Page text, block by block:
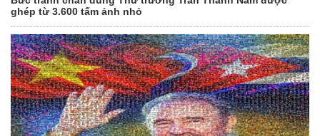
ghép từ 3.600 tấm ảnh nhỏ